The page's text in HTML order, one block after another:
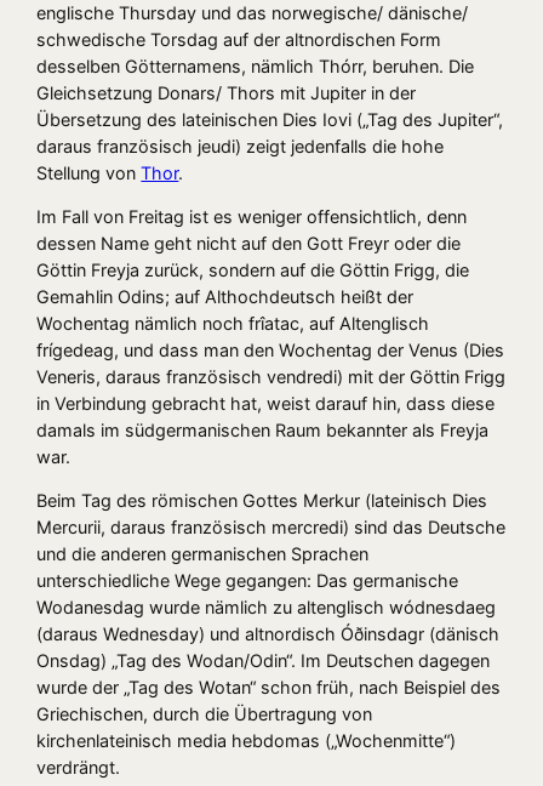
englische Thursday und das norwegische/ dänische/
schwedische Torsdag auf der altnordischen Form
desselben Götternamens, nämlich Thórr, beruhen. Die
Gleichsetzung Donars/ Thors mit Jupiter in der
Übersetzung des lateinischen Dies Iovi („Tag des Jupiter“,
daraus französisch jeudi) zeigt jedenfalls die hohe
Stellung vonThor.
Im Fall von Freitag ist es weniger offensichtlich, denn
dessen Name geht nicht auf den Gott Freyr oder die
Göttin Freyja zurück, sondern auf die Göttin Frigg, die
Gemahlin Odins; auf Althochdeutsch heißt der
Wochentag nämlich noch frîatac, auf Altenglisch
frígedeag, und dass man den Wochentag der Venus (Dies
Veneris, daraus französisch vendredi) mit der Göttin Frigg
in Verbindung gebracht hat, weist darauf hin, dass diese
damals im südgermanischen Raum bekannter als Freyja
war.
Beim Tag des römischen Gottes Merkur (lateinisch Dies
Mercurii, daraus französisch mercredi) sind das Deutsche
und die anderen germanischen Sprachen
unterschiedliche Wege gegangen: Das germanische
Wodanesdag wurde nämlich zu altenglisch wódnesdaeg
(daraus Wednesday) und altnordisch Óðinsdagr (dänisch
Onsdag) „Tag des Wodan/Odin“. Im Deutschen dagegen
wurde der „Tag des Wotan“ schon früh, nach Beispiel des
Griechischen, durch die Übertragung von
kirchenlateinisch media hebdomas („Wochenmitte“)
verdrängt.